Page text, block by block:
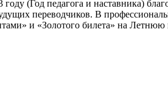
(Год педагога и наставника)
переводчиков. В
и «Золотого билета» на